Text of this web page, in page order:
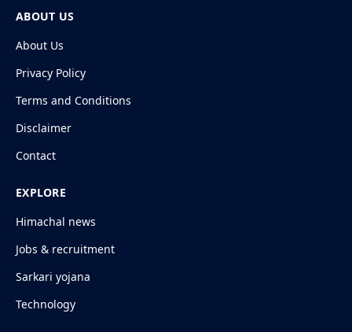
ABOUT US
About Us
Privacy Policy
Terms and Conditions
Disclaimer
Contact
EXPLORE
Himachal news
Jobs & recruitment
Sarkari yojana
Technology